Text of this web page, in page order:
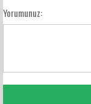
Yorumunuz: